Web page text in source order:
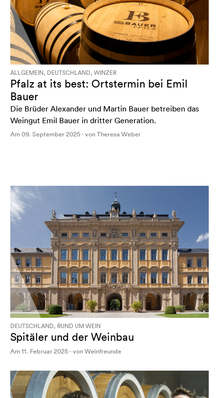
ALLGEMEIN, DEUTSCHLAND, WINZER
Pfalz at its best: Ortstermin bei Emil
Bauer
Die Brüder Alexander und Martin Bauer betreiben das
Weingut Emil Bauer in dritter Generation.
Am 09. September 2025 · von Theresa Weber
DEUTSCHLAND, RUND UM WEIN
Spitäler und der Weinbau
Am 11. Februar 2025 · von Weinfreunde